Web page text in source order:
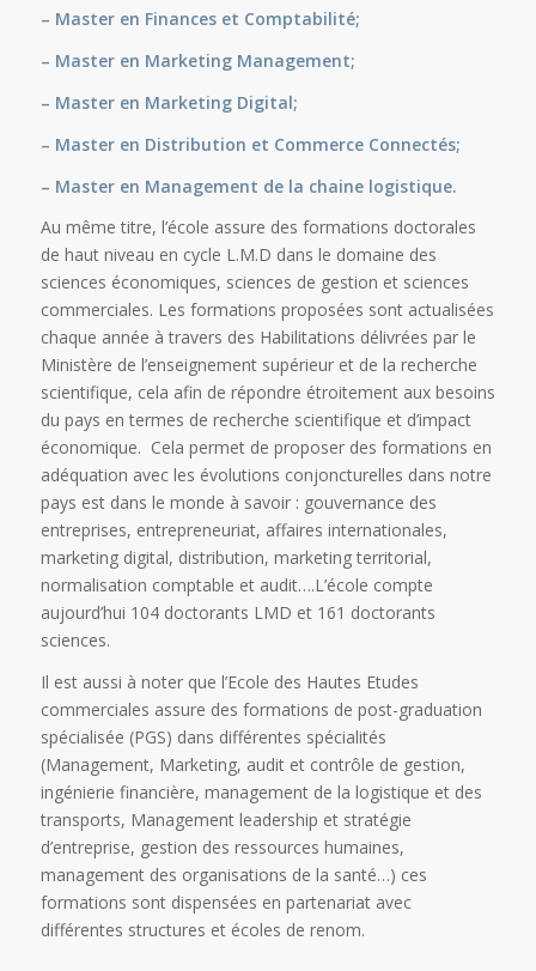
– Master en Finances et Comptabilité;
– Master en Marketing Management;
– Master en Marketing Digital;
– Master en Distribution et Commerce Connectés;
– Master en Management de la chaine logistique.
Au même titre, l’école assure des formations doctorales
de haut niveau en cycle L.M.D dans le domaine des
sciences économiques, sciences de gestion et sciences
commerciales. Les formations proposées sont actualisées
chaque année à travers des Habilitations délivrées par le
Ministère de l’enseignement supérieur et de la recherche
scientifique, cela afin de répondre étroitement aux besoins
du pays en termes de recherche scientifique et d’impact
économique. Cela permet de proposer des formations en
adéquation avec les évolutions conjoncturelles dans notre
pays est dans le monde à savoir : gouvernance des
entreprises, entrepreneuriat, affaires internationales,
marketing digital, distribution, marketing territorial,
normalisation comptable et audit….L’école compte
aujourd’hui 104 doctorants LMD et 161 doctorants
sciences.
Il est aussi à noter que l’Ecole des Hautes Etudes
commerciales assure des formations de post-graduation
spécialisée (PGS) dans différentes spécialités
(Management, Marketing, audit et contrôle de gestion,
ingénierie financière, management de la logistique et des
transports, Management leadership et stratégie
d’entreprise, gestion des ressources humaines,
management des organisations de la santé…) ces
formations sont dispensées en partenariat avec
différentes structures et écoles de renom.